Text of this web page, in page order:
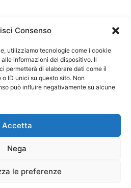
Consenso
utilizziamo tecnologie come i cookie
informazioni del dispositivo. Il
permetterà di elaborare dati come il
ID unici su questo sito. Non
può influire negativamente su alcune
Accetta
Nega
le preferenze
Degli Ordini dei Biologi:
80069130583
internet www.fnob.it:
Cookie Policy